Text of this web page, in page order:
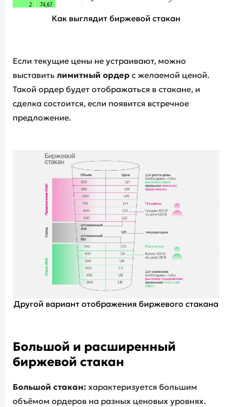
Как выглядит биржевой стакан
Если текущие цены не устраивают, можно
выставить лимитный ордер с желаемой ценой.
Такой ордер будет отображаться в стакане, и
сделка состоится, если появится встречное
предложение.
Другой вариант отображения биржевого стакана
Большой и расширенный
биржевой стакан
Большой стакан: характеризуется большим
объёмом ордеров на разных ценовых уровнях.